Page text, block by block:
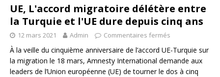
UE, L'accord migratoire délétère entre
la Turquie et l'UE dure depuis cinq ans
12 mars 2021 Admin Commentaires fermés
À la veille du cinquième anniversaire de l’accord UE-Turquie sur
la migration le 18 mars, Amnesty International demande aux
leaders de l’Union européenne (UE) de tourner le dos à cinq